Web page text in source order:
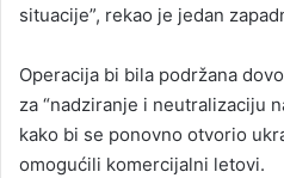
situacije”, rekao je jedan
Operacija bi bila podržana
za “nadziranje i neutralizaciju
kako bi se ponovno otvorio
omogućili komercijalni letovi.